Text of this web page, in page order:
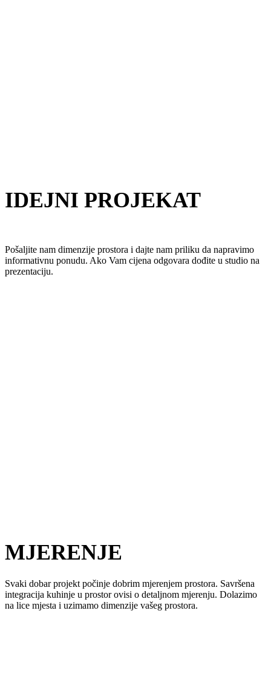
IDEJNI PROJEKAT
Pošaljite nam dimenzije prostora i dajte nam priliku da napravimo
informativnu ponudu. Ako Vam cijena odgovara dođite u studio na
prezentaciju.
MJERENJE
Svaki dobar projekt počinje dobrim mjerenjem prostora. Savršena
integracija kuhinje u prostor ovisi o detaljnom mjerenju. Dolazimo
na lice mjesta i uzimamo dimenzije vašeg prostora.